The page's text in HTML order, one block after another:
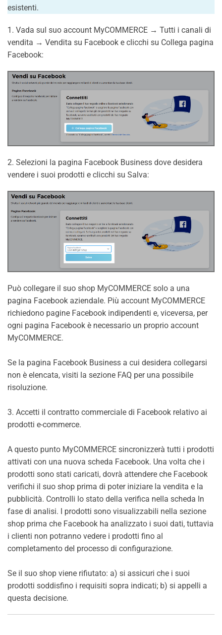
esistenti.
1. Vada sul suo account MyCOMMERCE → Tutti i canali di
vendita → Vendita su Facebook e clicchi su Collega pagina
Facebook:
2. Selezioni la pagina Facebook Business dove desidera
vendere i suoi prodotti e clicchi su Salva:
Può collegare il suo shop MyCOMMERCE solo a una
pagina Facebook aziendale. Più account MyCOMMERCE
richiedono pagine Facebook indipendenti e, viceversa, per
ogni pagina Facebook è necessario un proprio account
MyCOMMERCE.
Se la pagina Facebook Business a cui desidera collegarsi
non è elencata, visiti la sezione FAQ per una possibile
risoluzione.
3. Accetti il contratto commerciale di Facebook relativo ai
prodotti e-commerce.
A questo punto MyCOMMERCE sincronizzerà tutti i prodotti
attivati con una nuova scheda Facebook. Una volta che i
prodotti sono stati caricati, dovrà attendere che Facebook
verifichi il suo shop prima di poter iniziare la vendita e la
pubblicità. Controlli lo stato della verifica nella scheda In
fase di analisi. I prodotti sono visualizzabili nella sezione
shop prima che Facebook ha analizzato i suoi dati, tuttavia
i clienti non potranno vedere i prodotti fino al
completamento del processo di configurazione.
Se il suo shop viene rifiutato: a) si assicuri che i suoi
prodotti soddisfino i requisiti sopra indicati; b) si appelli a
questa decisione.